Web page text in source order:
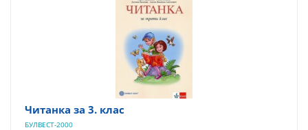
Читанка за 3. клас
БУЛВЕСТ-2000